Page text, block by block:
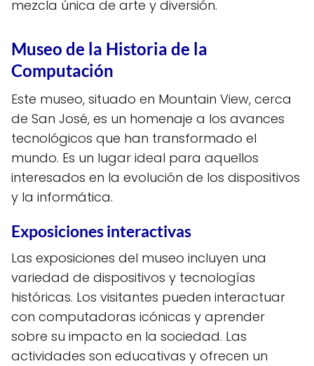
mezcla única de arte y diversión.
Museo de la Historia de la
Computación
Este museo, situado en Mountain View, cerca
de San José, es un homenaje a los avances
tecnológicos que han transformado el
mundo. Es un lugar ideal para aquellos
interesados en la evolución de los dispositivos
y la informática.
Exposiciones interactivas
Las exposiciones del museo incluyen una
variedad de dispositivos y tecnologías
históricas. Los visitantes pueden interactuar
con computadoras icónicas y aprender
sobre su impacto en la sociedad. Las
actividades son educativas y ofrecen un